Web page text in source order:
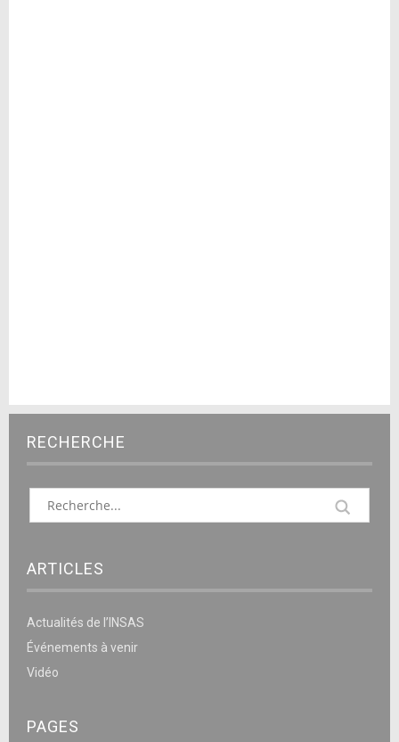
RECHERCHE
ARTICLES
Actualités de l’INSAS
Événements à venir
Vidéo
PAGES